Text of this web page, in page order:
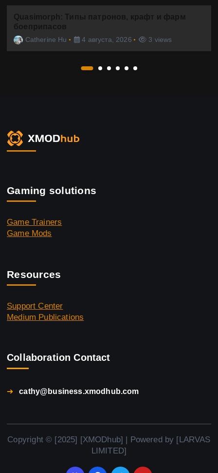
Quasimorph: Типы патронов, крафт и фарм
боеприпасов
Catherine Hu 4 августа, 2026 3 views
Gaming solutions
Game Trainers
Game Mods
Resources
Support Center
Medium Publications
Collaboration Contact
➔ cathy@business.xmodhub.com
Copyright © [2025] [XMODhub] | Powered by [LARVAS
LIMITED]